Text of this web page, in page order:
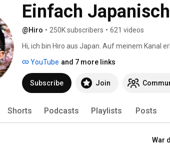
Einfach Japanisch
@Hiro • 250K subscribers • 621 videos
Hi, ich bin Hiro aus Japan. Auf meinem Kanal
über aktuelle Themen rund um Japan.
Wissen interessiert.
YouTube and 7 more links
Subscribe Join
Shorts Podcasts Playlists Posts
War